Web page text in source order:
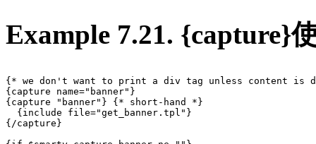
Example 7.21. {capture}
{* we don't want to print a div tag unless content is
{capture name="banner"}
{capture "banner"} {* short-hand *}
  {include file="get_banner.tpl"}
{/capture}